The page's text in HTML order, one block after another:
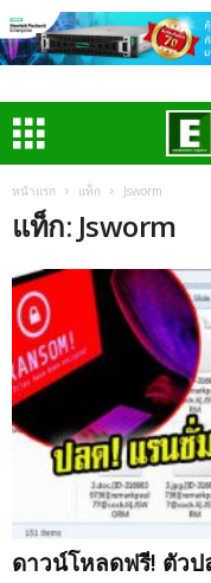
หน้าแรก แท็ก Jsworm
แท็ก: Jsworm
ดาวน์โหลดฟรี! ตัว